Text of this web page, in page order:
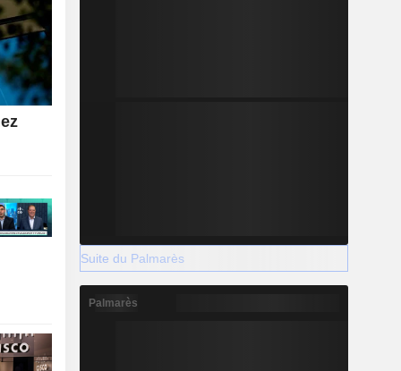
Suite du Palmarès
Palmarès